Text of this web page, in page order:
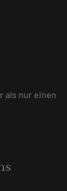
als nur einen